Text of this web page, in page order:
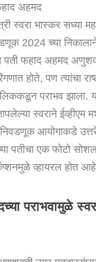
अहमद
स्वरा भास्कर सध्या
2024 च्या
पती फहाद अहमद
होते, पण त्यांचा
पराभव झाला.
स्वराने ईव्हीएम
आयोगाकडे
पतीचा एक फोटो
व्हायरल होत
पराभवामुळे